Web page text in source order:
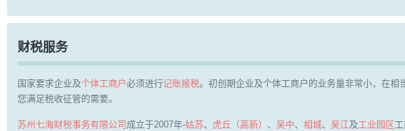
财税服务
国家要求企业及个体工商户必须进行记账报税。初创期企业及个体工商户的业务量非常小，在
您满足税收征管的需要。
苏州七海财税事务有限公司 成立于2007年-姑苏、 虎丘（高新） 、 吴中、 相城、 吴江及工业园区